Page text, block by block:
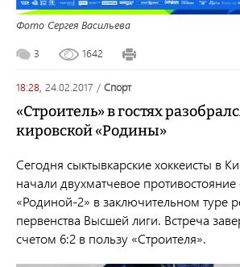
Фото Сергея Васильева
3 1642
18:28, 24.02.2017 / спорт
«Строитель» в гостях
кировской «Родины»
Сегодня сыктывкарские хоккеисты в
начали двухматчевое противостояние
«Родиной-2» в заключительном туре
первенства Высшей лиги. Встреча
счетом 6:2 в пользу «Строителя».